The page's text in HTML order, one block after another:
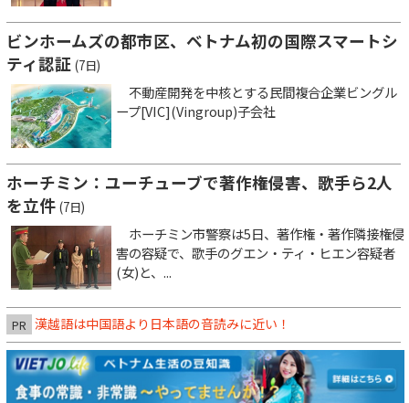
ビンホームズの都市区、ベトナム初の国際スマートシ
ティ認証 (7日)
不動産開発を中核とする民間複合企業ビングル
ープ[VIC](Vingroup)子会社
ホーチミン：ユーチューブで著作権侵害、歌手ら2人
を立件 (7日)
ホーチミン市警察は5日、著作権・著作隣接権侵
害の容疑で、歌手のグエン・ティ・ヒエン容疑者
(女)と、...
PR 漢越語は中国語より日本語の音読みに近い！